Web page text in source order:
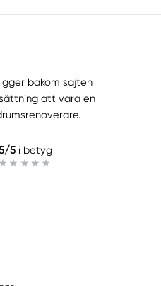
bakom sajten
att vara en
5i betyg